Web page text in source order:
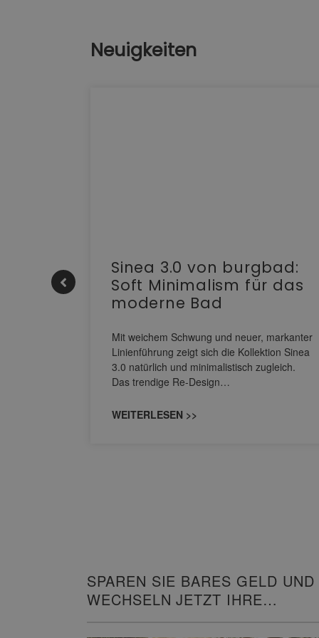
Neuigkeiten
Sinea 3.0 von burgbad:
Soft Minimalism für das
moderne Bad
Mit weichem Schwung und neuer, markanter
Linienführung zeigt sich die Kollektion Sinea
3.0 natürlich und minimalistisch zugleich.
Das trendige Re-Design…
WEITERLESEN >>
SPAREN SIE BARES GELD UND
WECHSELN JETZT IHRE